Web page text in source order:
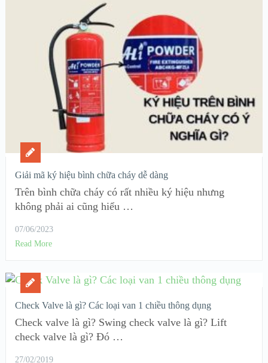
Giải mã ký hiệu bình chữa cháy dễ dàng
Trên bình chữa cháy có rất nhiều ký hiệu nhưng
không phải ai cũng hiểu …
07/06/2023
Read More
Check Valve là gì? Các loại van 1 chiều thông dụng
Check valve là gì? Swing check valve là gì? Lift
check valve là gì? Đó …
27/02/2019